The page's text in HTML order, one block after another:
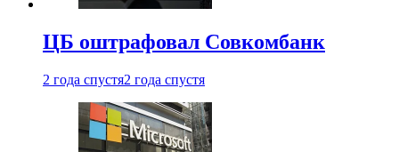
ЦБ оштрафовал Совкомбанк
2 года спустя2 года спустя